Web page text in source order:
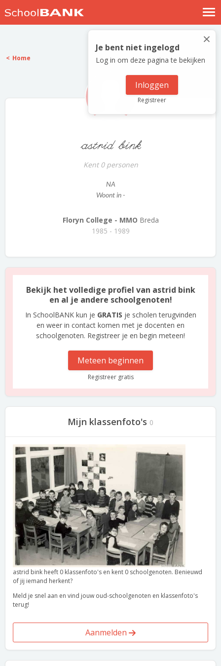
Nostalgische verhalen
Log in
Meld je gratis aan
×
Je bent niet ingelogd
Log in om deze pagina te bekijken
Inloggen
Registreer
Home
astrid bink
Kent 0 personen
NA
Woont in -
Floryn College - MMO Breda
1985 - 1989
Bekijk het volledige profiel van astrid bink
en al je andere schoolgenoten!
In SchoolBANK kun je GRATIS je scholen terugvinden
en weer in contact komen met je docenten en
schoolgenoten. Registreer je en begin meteen!
Meteen beginnen
Registreer gratis
Mijn klassenfoto's 0
astrid bink heeft 0 klassenfoto's en kent 0 schoolgenoten. Benieuwd
of jij iemand herkent?
Meld je snel aan en vind jouw oud-schoolgenoten en klassenfoto's
terug!
Aanmelden